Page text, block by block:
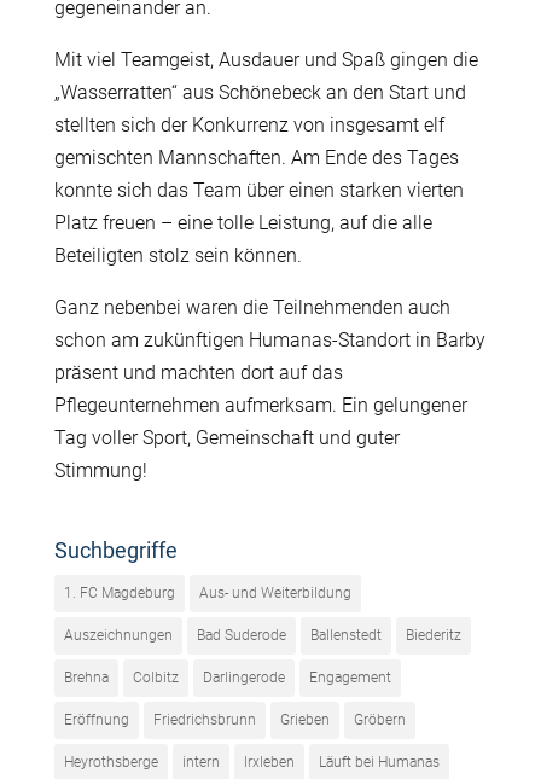
gegeneinander an.
Mit viel Teamgeist, Ausdauer und Spaß gingen die
„Wasserratten“ aus Schönebeck an den Start und
stellten sich der Konkurrenz von insgesamt elf
gemischten Mannschaften. Am Ende des Tages
konnte sich das Team über einen starken vierten
Platz freuen – eine tolle Leistung, auf die alle
Beteiligten stolz sein können.
Ganz nebenbei waren die Teilnehmenden auch
schon am zukünftigen Humanas-Standort in Barby
präsent und machten dort auf das
Pflegeunternehmen aufmerksam. Ein gelungener
Tag voller Sport, Gemeinschaft und guter
Stimmung!
Suchbegriffe
1. FC Magdeburg Aus- und Weiterbildung
Auszeichnungen Bad Suderode Ballenstedt Biederitz
Brehna Colbitz Darlingerode Engagement
Eröffnung Friedrichsbrunn Grieben Gröbern
Heyrothsberge intern Irxleben Läuft bei Humanas